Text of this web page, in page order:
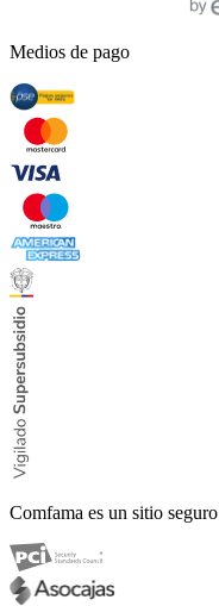
Medios de pago
Comfama es un sitio seguro